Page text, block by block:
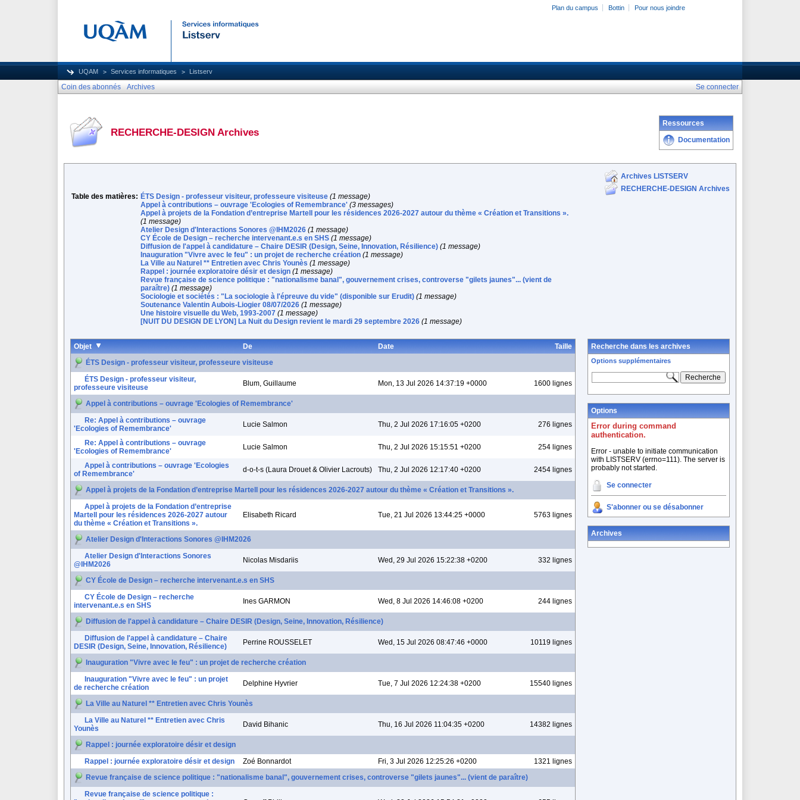
Plan du campus Bottin Pour nous joindre
UQAM Services informatiques Listserv
Coin des abonnés Archives Se connecter
RECHERCHE-DESIGN Archives
Ressources
Documentation
Table des matières: ÉTS Design - professeur visiteur, professeure visiteuse (1 message)
Appel à contributions – ouvrage 'Ecologies of Remembrance' (3 messages)
Appel à projets de la Fondation d’entreprise Martell pour les résidences 2026-2027 autour du thème « Création et Transitions ».
(1 message)
Atelier Design d'Interactions Sonores @IHM2026 (1 message)
CY École de Design – recherche intervenant.e.s en SHS (1 message)
Diffusion de l'appel à candidature – Chaire DESIR (Design, Seine, Innovation, Résilience) (1 message)
Inauguration "Vivre avec le feu" : un projet de recherche création (1 message)
La Ville au Naturel ** Entretien avec Chris Younès (1 message)
Rappel : journée exploratoire désir et design (1 message)
Revue française de science politique : "nationalisme banal", gouvernement crises, controverse "gilets jaunes"... (vient de
paraître) (1 message)
Sociologie et sociétés : "La sociologie à l'épreuve du vide" (disponible sur Erudit) (1 message)
Soutenance Valentin Aubois-Liogier 08/07/2026 (1 message)
Une histoire visuelle du Web, 1993-2007 (1 message)
[NUIT DU DESIGN DE LYON] La Nuit du Design revient le mardi 29 septembre 2026 (1 message)
Archives LISTSERV
RECHERCHE-DESIGN Archives
Objet De Date
Taille
ÉTS Design - professeur visiteur, professeure visiteuse
ÉTS Design - professeur visiteur,
professeure visiteuse
Blum, Guillaume Mon, 13 Jul 2026 14:37:19 +0000 1600 lignes
Appel à contributions – ouvrage 'Ecologies of Remembrance'
Re: Appel à contributions – ouvrage
'Ecologies of Remembrance'
Lucie Salmon Thu, 2 Jul 2026 17:16:05 +0200 276 lignes
Re: Appel à contributions – ouvrage
'Ecologies of Remembrance'
Lucie Salmon Thu, 2 Jul 2026 15:15:51 +0200 254 lignes
Appel à contributions – ouvrage 'Ecologies
of Remembrance'
d-o-t-s (Laura Drouet & Olivier Lacrouts) Thu, 2 Jul 2026 12:17:40 +0200 2454 lignes
Appel à projets de la Fondation d’entreprise Martell pour les résidences 2026-2027 autour du thème « Création et Transitions ».
Appel à projets de la Fondation d’entreprise
Martell pour les résidences 2026-2027 autour
du thème « Création et Transitions ».
Elisabeth Ricard Tue, 21 Jul 2026 13:44:25 +0000 5763 lignes
Atelier Design d'Interactions Sonores @IHM2026
Atelier Design d'Interactions Sonores
@IHM2026
Nicolas Misdariis Wed, 29 Jul 2026 15:22:38 +0200 332 lignes
CY École de Design – recherche intervenant.e.s en SHS
CY École de Design – recherche
intervenant.e.s en SHS
Ines GARMON Wed, 8 Jul 2026 14:46:08 +0200 244 lignes
Diffusion de l'appel à candidature – Chaire DESIR (Design, Seine, Innovation, Résilience)
Diffusion de l'appel à candidature – Chaire
DESIR (Design, Seine, Innovation, Résilience)
Perrine ROUSSELET Wed, 15 Jul 2026 08:47:46 +0000 10119 lignes
Inauguration "Vivre avec le feu" : un projet de recherche création
Inauguration "Vivre avec le feu" : un projet
de recherche création
Delphine Hyvrier Tue, 7 Jul 2026 12:24:38 +0200 15540 lignes
La Ville au Naturel ** Entretien avec Chris Younès
La Ville au Naturel ** Entretien avec Chris
Younès
David Bihanic Thu, 16 Jul 2026 11:04:35 +0200 14382 lignes
Rappel : journée exploratoire désir et design
Rappel : journée exploratoire désir et design
Zoé Bonnardot Fri, 3 Jul 2026 12:25:26 +0200
1321 lignes
Revue française de science politique : "nationalisme banal", gouvernement crises, controverse "gilets jaunes"... (vient de paraître)
Revue française de science politique :
Recherche dans les archives
Options supplémentaires
Options
Error during command
authentication.
Error - unable to initiate communication
with LISTSERV (errno=111). The server is
probably not started.
Se connecter
S'abonner ou se désabonner
Archives